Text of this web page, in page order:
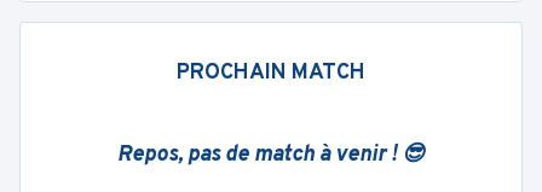
PROCHAIN MATCH
Repos, pas de match à venir ! 😎